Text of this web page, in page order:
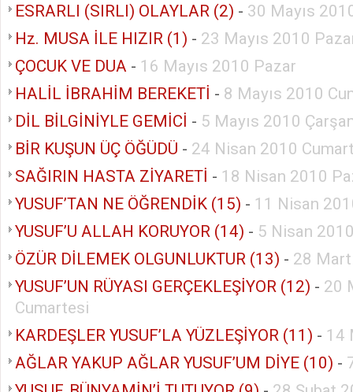
ESRARLI (SIRLI) OLAYLAR (2) - 30 Mayıs
Hz. MUSA İLE HIZIR (1) - 23 Mayıs 2010
ÇOCUK VE DUA - 16 Mayıs 2010 Pazar
HALİL İBRAHİM BEREKETİ - 8 Mayıs 2010
DİL BİLGİNİYLE GEMİCİ - 5 Mayıs 2010
BİR KUŞUN ÜÇ ÖĞÜDÜ - 24 Nisan 2010
SAĞIRIN HASTA ZİYARETİ - 18 Nisan 2010
YUSUF’TAN NE ÖĞRENDİK (15) - 11 Nisan
YUSUF’U ALLAH KORUYOR (14) - 5 Nisan
ÖZÜR DİLEMEK OLGUNLUKTUR (13) - 28
YUSUF’UN RÜYASI GERÇEKLEŞİYOR (12) - 20
Cumartesi
KARDEŞLER YUSUF’LA YÜZLEŞİYOR (11) - 14
AĞLAR YAKUP AĞLAR YUSUF’UM DİYE (10) -